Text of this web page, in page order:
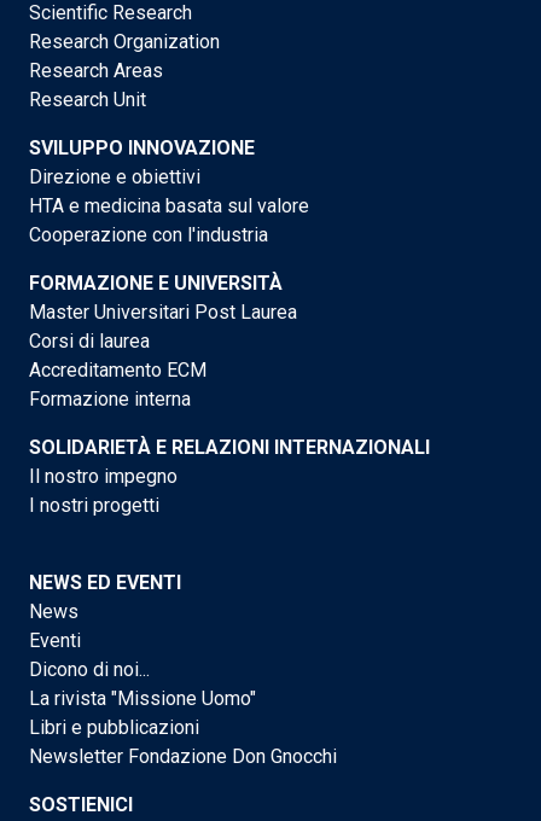
Scientific Research
Research Organization
Research Areas
Research Unit
SVILUPPO INNOVAZIONE
Direzione e obiettivi
HTA e medicina basata sul valore
Cooperazione con l'industria
FORMAZIONE E UNIVERSITÀ
Master Universitari Post Laurea
Corsi di laurea
Accreditamento ECM
Formazione interna
SOLIDARIETÀ E RELAZIONI INTERNAZIONALI
Il nostro impegno
I nostri progetti
NEWS ED EVENTI
News
Eventi
Dicono di noi...
La rivista "Missione Uomo"
Libri e pubblicazioni
Newsletter Fondazione Don Gnocchi
SOSTIENICI